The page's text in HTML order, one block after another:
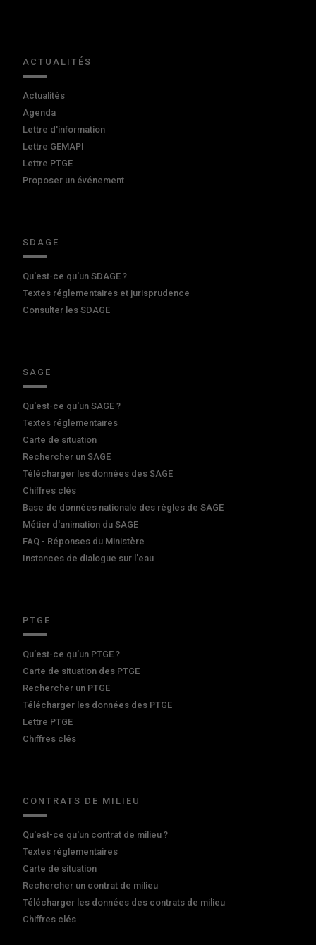
ACTUALITÉS
Actualités
Agenda
Lettre d'information
Lettre GEMAPI
Lettre PTGE
Proposer un événement
SDAGE
Qu'est-ce qu'un SDAGE ?
Textes réglementaires et jurisprudence
Consulter les SDAGE
SAGE
Qu'est-ce qu'un SAGE ?
Textes réglementaires
Carte de situation
Rechercher un SAGE
Télécharger les données des SAGE
Chiffres clés
Base de données nationale des règles de SAGE
Métier d'animation du SAGE
FAQ - Réponses du Ministère
Instances de dialogue sur l'eau
PTGE
Qu’est-ce qu’un PTGE ?
Carte de situation des PTGE
Rechercher un PTGE
Télécharger les données des PTGE
Lettre PTGE
Chiffres clés
CONTRATS DE MILIEU
Qu'est-ce qu'un contrat de milieu ?
Textes réglementaires
Carte de situation
Rechercher un contrat de milieu
Télécharger les données des contrats de milieu
Chiffres clés